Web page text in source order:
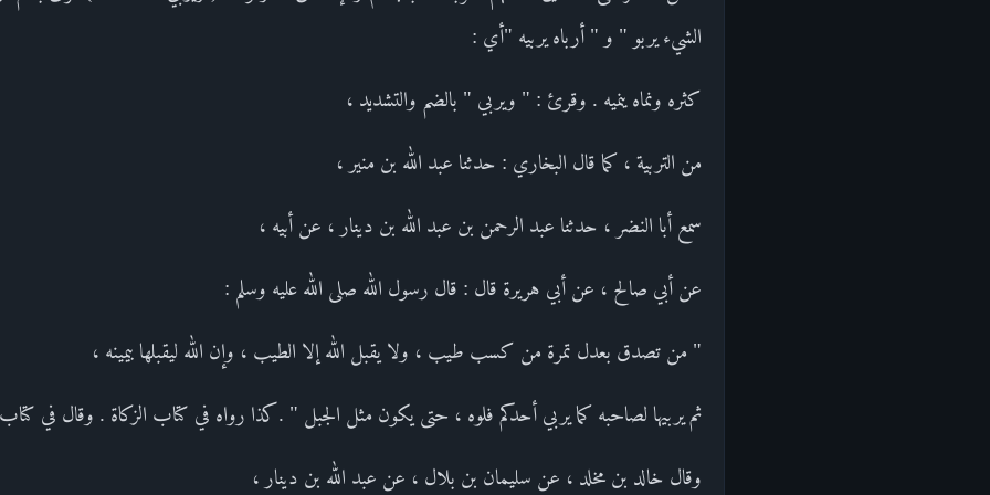
الشيء يربو " و " أرباه يربيه "أي :
كثره ونماه ينميه . وقرئ : " ويربي " بالضم والتشديد ،
من التربية ، كما قال البخاري : حدثنا عبد الله بن منير ،
سمع أبا النضر ، حدثنا عبد الرحمن بن عبد الله بن دينار ، عن أبيه ،
عن أبي صالح ، عن أبي هريرة قال : قال رسول الله صلى الله عليه وسلم :
" من تصدق بعدل تمرة من كسب طيب ، ولا يقبل الله إلا الطيب ، وإن الله ليقبلها بيمينه ،
ثم يربيها لصاحبه كما يربي أحدكم فلوه ، حتى يكون مثل الجبل " .كذا رواه في كتاب الزكاة . وقال في
وقال خالد بن مخلد ، عن سليمان بن بلال ، عن عبد الله بن دينار ،